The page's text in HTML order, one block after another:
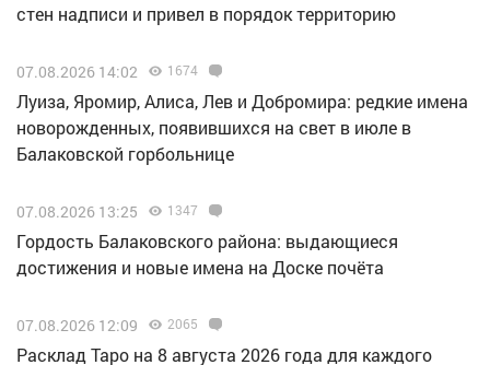
стен надписи и привел в порядок территорию
07.08.2026 14:02 1674
Луиза, Яромир, Алиса, Лев и Добромира: редкие имена
новорожденных, появившихся на свет в июле в
Балаковской горбольнице
07.08.2026 13:25 1347
Гордость Балаковского района: выдающиеся
достижения и новые имена на Доске почёта
07.08.2026 12:09 2065
Расклад Таро на 8 августа 2026 года для каждого